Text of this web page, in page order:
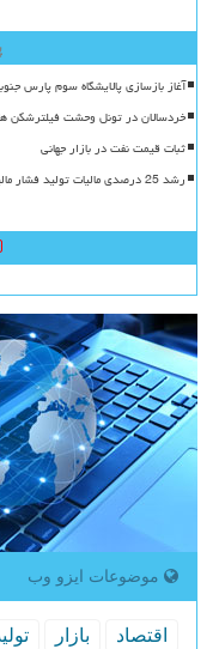
آغاز بازسازی پالایشگاه سوم پارس
خردسالان در تونل وحشت فیلترشکن
ثبات قیمت نفت در بازار جهانی
رشد 25 درصدی مالیات تولید فشار مالیاتی به سایر حوزه ها منتقل شد
موضوعات ایزو وب
اقتصاد بازار